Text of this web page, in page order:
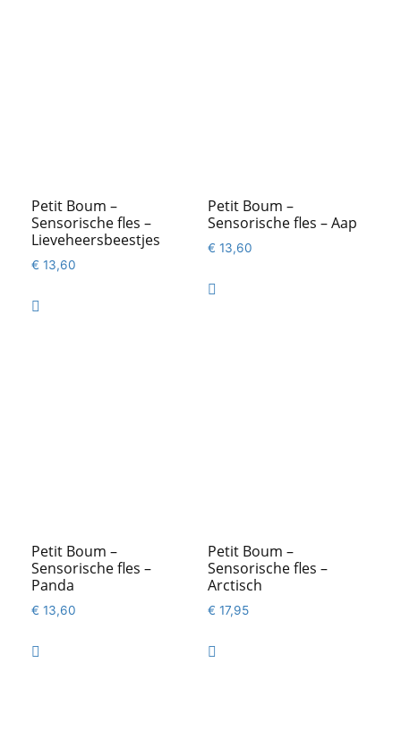
Petit Boum –
Sensorische fles –
Lieveheersbeestjes
€ 13,60

Petit Boum –
Sensorische fles – Aap
€ 13,60

Petit Boum –
Sensorische fles –
Panda
€ 13,60

Petit Boum –
Sensorische fles –
Arctisch
€ 17,95
